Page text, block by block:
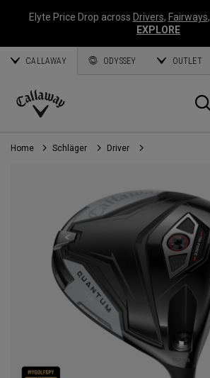
Elyte Price Drop across Drivers, Fairways,
EXPLORE
CALLAWAY ODYSSEY OUTLET
Callaway
Golf
Home Schläger Driver